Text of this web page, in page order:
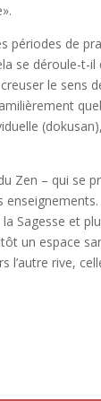
périodes de
se déroule-t-
le sens
Zen – qui se
Sagesse et
un espace
rive,